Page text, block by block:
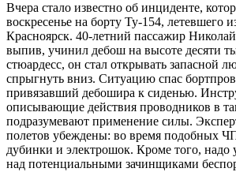
Вчера стало известно об инциденте,
воскресенье на борту Ту-154, летевшего
Красноярск. 40-летний пассажир
выпив, учинил дебош на высоте десяти
стюардесс, он стал открывать запасной
спрыгнуть вниз. Ситуацию спас
привязавший дебошира к сиденью.
описывающие действия проводников в
подразумевают применение силы.
полетов убеждены: во время подобных
дубинки и электрошок. Кроме того, надо
над потенциальными зачинщиками